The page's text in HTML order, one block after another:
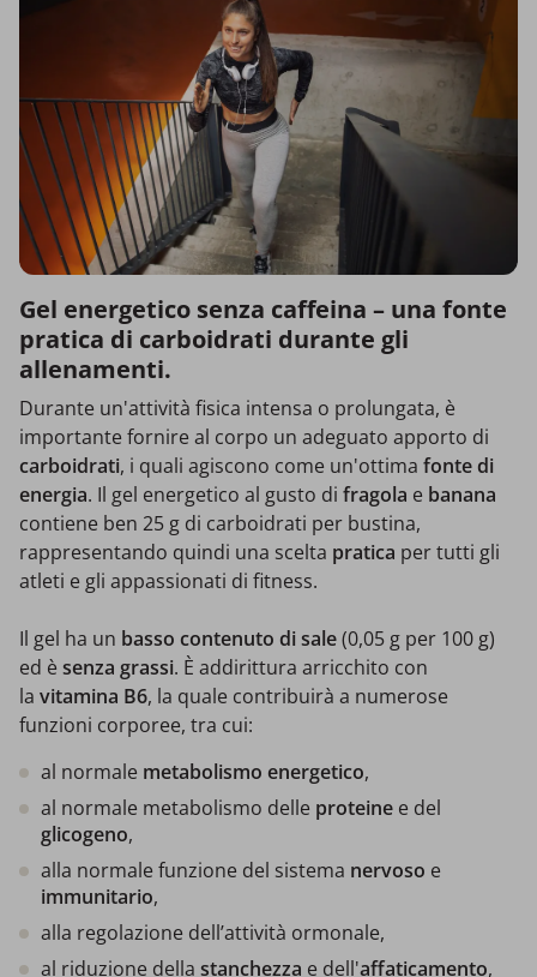
Gel energetico senza caffeina – una fonte
pratica di carboidrati durante gli
allenamenti.
Durante un'attività fisica intensa o prolungata, è
importante fornire al corpo un adeguato apporto di
carboidrati, i quali agiscono come un'ottima fonte di
energia. Il gel energetico al gusto di fragola e banana
contiene ben 25 g di carboidrati per bustina,
rappresentando quindi una scelta pratica per tutti gli
atleti e gli appassionati di fitness.
Il gel ha un basso contenuto disale(0,05 g per 100 g)
ed è senza grassi. È addirittura arricchito con
la vitamina B6, la quale contribuirà a numerose
funzioni corporee, tra cui:
al normale metabolismo energetico,
al normale metabolismo delle proteine e del
glicogeno,
alla normale funzione del sistema nervoso e
immunitario,
alla regolazione dell’attività ormonale,
al riduzione della stanchezza e dell'affaticamento,